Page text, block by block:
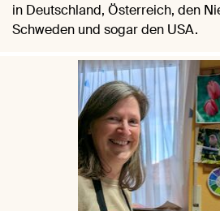
in Deutschland, Österreich, den
Schweden und sogar den USA.